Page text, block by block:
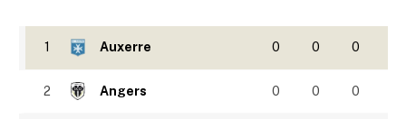
1 Auxerre 0 0 0
2 Angers 0 0 0